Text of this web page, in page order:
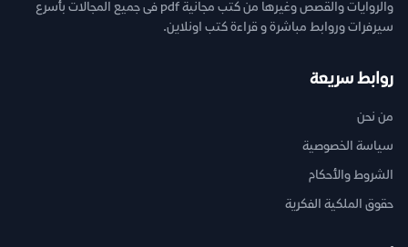
والروايات والقصص وغيرها من كتب مجانية pdf فى جميع المجالات بأسرع
سيرفرات وروابط مباشرة و قراءة كتب اونلاين.
روابط سريعة
من نحن
سياسة الخصوصية
الشروط والأحكام
حقوق الملكية الفكرية